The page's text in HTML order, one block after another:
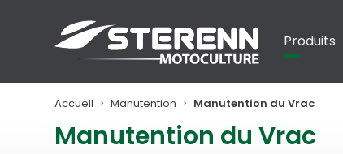
Produits
Accueil Manutention Manutention du Vrac
Manutention du Vrac